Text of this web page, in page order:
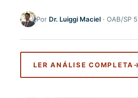
Por Dr. Luiggi Maciel · OAB/SP
LER ANÁLISE COMPLETA